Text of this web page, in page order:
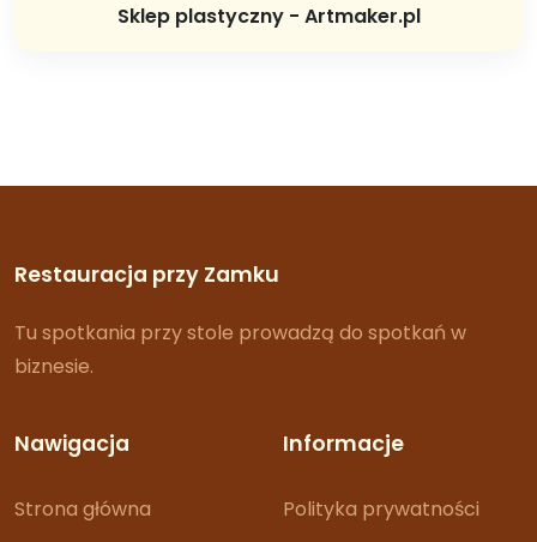
Sklep plastyczny - Artmaker.pl
Restauracja przy Zamku
Tu spotkania przy stole prowadzą do spotkań w
biznesie.
Nawigacja
Strona główna
Informacje
Polityka prywatności